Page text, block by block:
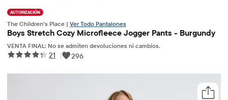
AUTORIZACIÓN
The Children’s Place | Ver Todo Pantalones
Boys Stretch Cozy Microfleece Jogger Pants - Burgundy
VENTA FINAL: No se admiten devoluciones ni cambios.
21 | 296